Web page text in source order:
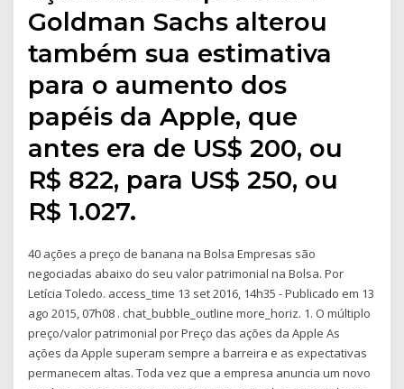
Goldman Sachs alterou
também sua estimativa
para o aumento dos
papéis da Apple, que
antes era de US$ 200, ou
R$ 822, para US$ 250, ou
R$ 1.027.
40 ações a preço de banana na Bolsa Empresas são
negociadas abaixo do seu valor patrimonial na Bolsa. Por
Letícia Toledo. access_time 13 set 2016, 14h35 - Publicado em 13
ago 2015, 07h08 . chat_bubble_outline more_horiz. 1. O múltiplo
preço/valor patrimonial por Preço das ações da Apple As
ações da Apple superam sempre a barreira e as expectativas
permanecem altas. Toda vez que a empresa anuncia um novo